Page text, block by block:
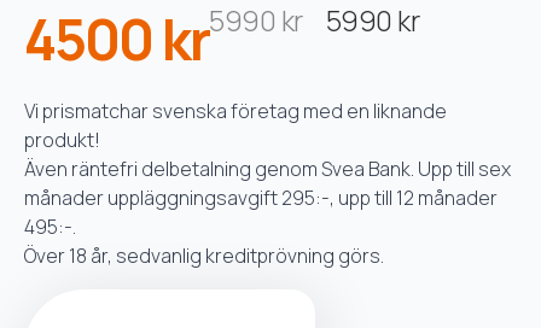
4500 kr5990 kr 5990 kr
Vi prismatchar svenska företag med en liknande
produkt!
Även räntefri delbetalning genom Svea Bank. Upp till sex
månader uppläggningsavgift 295:-, upp till 12 månader
495:-.
Över 18 år, sedvanlig kreditprövning görs.